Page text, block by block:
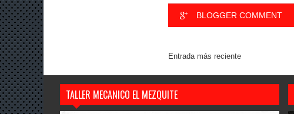
BLOGGER COMMENT
Entrada más reciente
TALLER MECANICO EL MEZQUITE